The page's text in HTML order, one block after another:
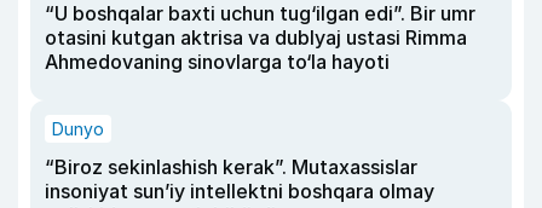
“U boshqalar baxti uchun tug‘ilgan edi”. Bir umr
otasini kutgan aktrisa va dublyaj ustasi Rimma
Ahmedovaning sinovlarga to‘la hayoti
Dunyo
“Biroz sekinlashish kerak”. Mutaxassislar
insoniyat sun’iy intellektni boshqara olmay